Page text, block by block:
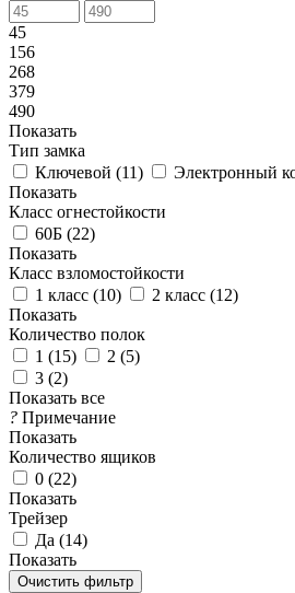
45
156
268
379
490
Показать
Тип замка
Ключевой (11) Электронный
Показать
Класс огнестойкости
60Б (22)
Показать
Класс взломостойкости
1 класс (10) 2 класс (12)
Показать
Количество полок
1 (15) 2 (5)
3 (2)
Показать все
? Примечание
Показать
Количество ящиков
0 (22)
Показать
Трейзер
Да (14)
Показать
Очистить фильтр